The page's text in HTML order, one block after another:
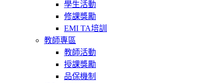
學生活動
修課獎勵
EMI TA培訓
教師專區
教師活動
授課獎勵
品保機制